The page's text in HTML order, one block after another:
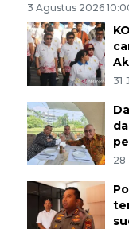
3 Agustus 2026
31
28